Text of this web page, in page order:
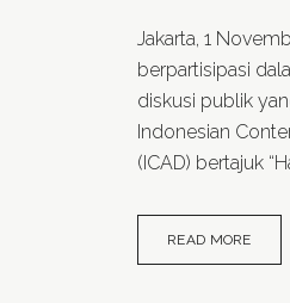
Jakarta, 1
berpartisipasi
diskusi publik
Indonesian
(ICAD) bertajuk
READ MORE